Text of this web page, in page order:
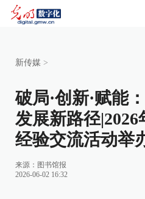
新传媒 >
破局·创新·赋能
发展新路径
经验交流活动举
来源： 图书馆报
2026-06-02 16:32